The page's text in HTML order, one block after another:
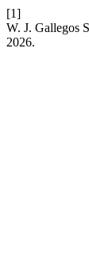
[1]
W. J. Gallegos
2026.